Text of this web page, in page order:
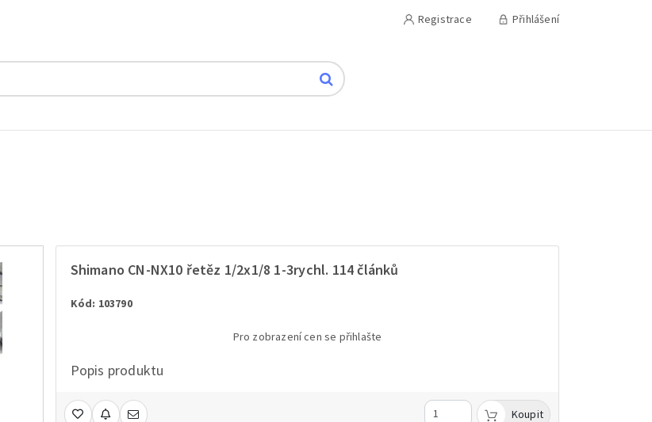
Registrace Přihlášení
Shimano CN-NX10 řetěz 1/2x1/8 1-3rychl. 114 článků
Kód: 103790
Pro zobrazení cen se přihlašte
Popis produktu
Koupit